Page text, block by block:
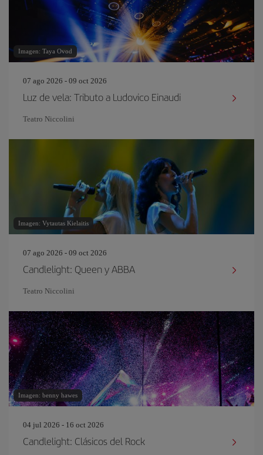
Imagen: Taya Ovod
07 ago 2026 - 09 oct 2026
Luz de vela: Tributo a Ludovico Einaudi
Teatro Niccolini
Imagen: Vytautas Kielaitis
07 ago 2026 - 09 oct 2026
Candlelight: Queen y ABBA
Teatro Niccolini
Imagen: benny hawes
04 jul 2026 - 16 oct 2026
Candlelight: Clásicos del Rock